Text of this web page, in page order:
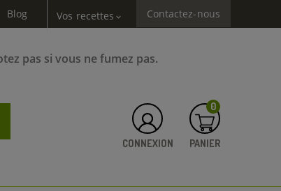
Blog Vos recettes expand_more Contactez-nous
pas si vous ne fumez pas.
CONNEXION PANIER
0